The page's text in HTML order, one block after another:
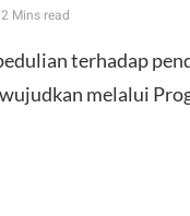
2 Mins read
terhadap
melalui